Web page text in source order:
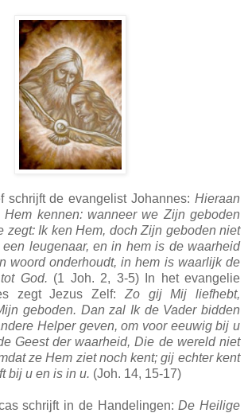
schrijft de evangelist Johannes: Hieraan
kennen: wanneer we Zijn geboden
zegt: Ik ken Hem, doch Zijn geboden niet
leugenaar, en in hem is de waarheid
woord onderhoudt, in hem is waarlijk de
God. (1 Joh. 2, 3-5) In het evangelie
zegt Jezus Zelf: Zo gij Mij liefhebt,
geboden. Dan zal Ik de Vader bidden
Helper geven, om voor eeuwig bij u
Geest der waarheid, Die de wereld niet
ze Hem ziet noch kent; gij echter kent
bij u en is in u. (Joh. 14, 15-17)
schrijft in de Handelingen:De Heilige